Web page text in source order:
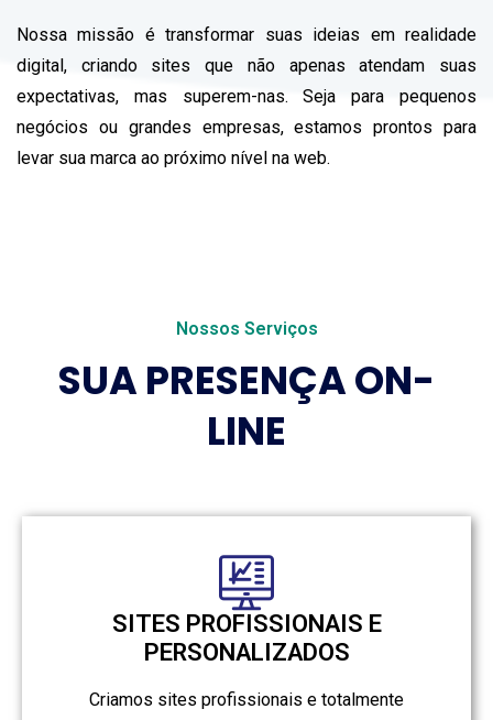
Nossa missão é transformar suas ideias em realidade
digital, criando sites que não apenas atendam suas
expectativas, mas superem-nas. Seja para pequenos
negócios ou grandes empresas, estamos prontos para
levar sua marca ao próximo nível na web.
Nossos Serviços
SUA PRESENÇA ON-
LINE
SITES PROFISSIONAIS E
PERSONALIZADOS
Criamos sites profissionais e totalmente